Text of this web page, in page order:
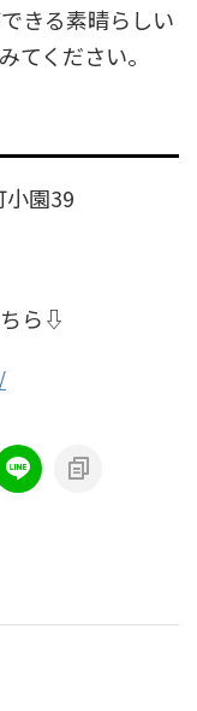
きる素晴らしい
てください。
園39
ら⇩